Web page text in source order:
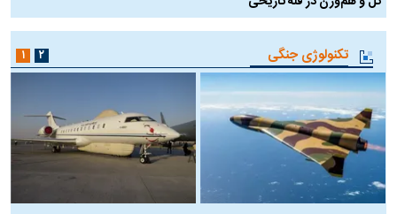
تکنولوژی جنگی ۱ ۲